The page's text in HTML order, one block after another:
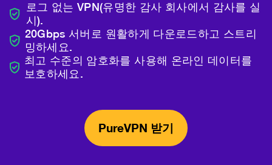
로그 없는 VPN(유명한 감사 회사에서 감사를 실
시).
20Gbps 서버로 원활하게 다운로드하고 스트리
밍하세요.
최고 수준의 암호화를 사용해 온라인 데이터를
보호하세요.
PureVPN 받기